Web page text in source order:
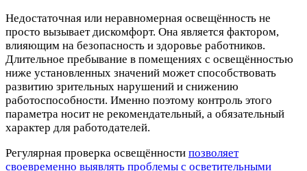
Недостаточная или неравномерная освещённость не
просто вызывает дискомфорт. Она является фактором,
влияющим на безопасность и здоровье работников.
Длительное пребывание в помещениях с освещённостью
ниже установленных значений может способствовать
развитию зрительных нарушений и снижению
работоспособности. Именно поэтому контроль этого
параметра носит не рекомендательный, а обязательный
характер для работодателей.
Регулярная проверка освещённости позволяет
своевременно выявлять проблемы с осветительными